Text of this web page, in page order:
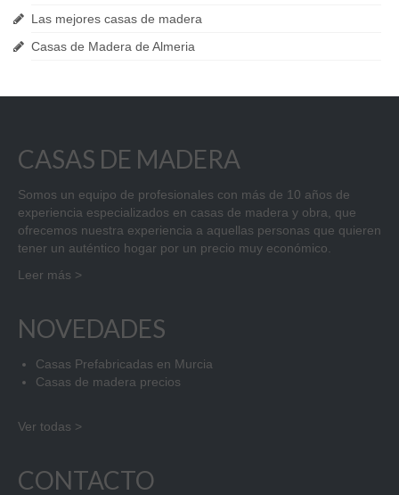
Las mejores casas de madera
Casas de Madera de Almeria
CASAS DE MADERA
Somos un equipo de profesionales con más de 10 años de
experiencia especializados en casas de madera y obra, que
ofrecemos nuestra experiencia a aquellas personas que quieren
tener un auténtico hogar por un precio muy económico.
Leer más >
NOVEDADES
Casas Prefabricadas en Murcia
Casas de madera precios
Ver todas >
CONTACTO